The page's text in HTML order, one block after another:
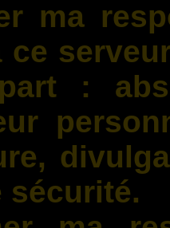
ma
ce
:
sécurité.